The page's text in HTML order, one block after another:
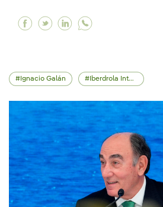
Facebook Iberdrola
Twitter Iberdrola
Linkedin
Ignacio Galán Iberdrola Internacional